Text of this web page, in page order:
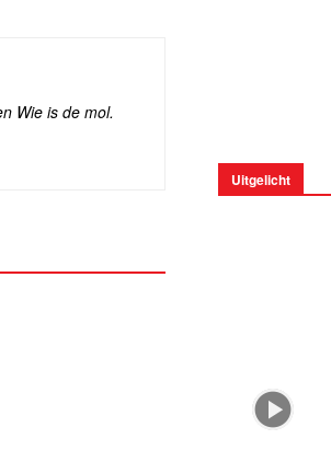
Wie is de mol.
Uitgelicht